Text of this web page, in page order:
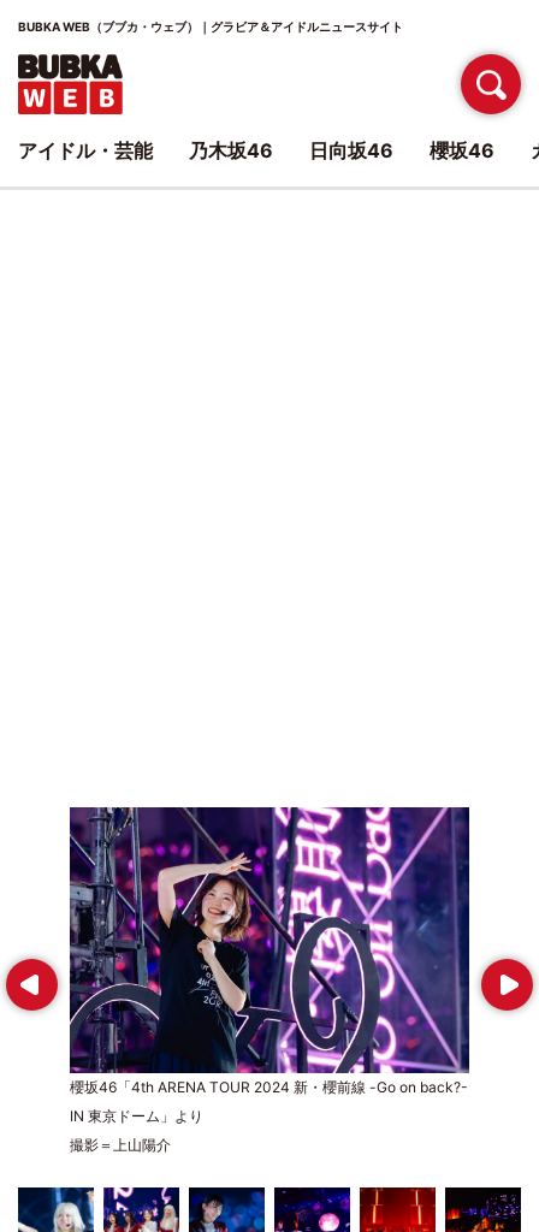
BUBKA WEB（ブブカ・ウェブ）｜グラビア＆アイドルニュースサイト
Prev
櫻坂46「4th ARENA TOUR 2024 新・櫻前線 -Go on back?-
IN 東京ドーム」より
撮影＝上山陽介
Next
アイドル・芸能 乃木坂46 日向坂46 櫻坂46